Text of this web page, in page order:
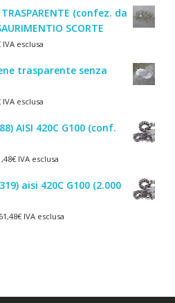
(confez. da
SCORTE
IVA esclusa
trasparente senza
IVA esclusa
AISI 420C G100 (conf.
€IVA esclusa
aisi 420C G100 (2.000
61,48€IVA esclusa